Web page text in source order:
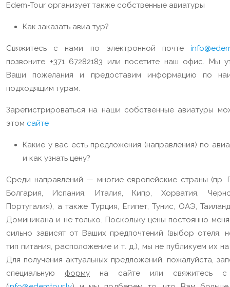
Edem-Tour организует также собственные авиатуры
Как заказать авиа тур?
Свяжитесь с нами по электронной почте
позвоните +371 67282183 или посетите наш офис. Мы
Ваши пожелания и предоставим информацию по
подходящим турам.
Зарегистрироваться на наши собственные авиатуры
этом сайте
Какие у вас есть предложения (направления) по
и как узнать цену?
Среди направлений — многие европейские страны (пр.
Болгария, Испания, Италия, Кипр, Хорватия,
Португалия), а также Турция, Египет, Тунис, ОАЭ,
Доминикана и не только. Поскольку цены постоянно
сильно зависят от Ваших предпочтений (выбор отеля,
тип питания, расположение и т. д.), мы не публикуем их
Для получения актуальных предложений, пожалуйста,
специальную форму на сайте или свяжитесь с